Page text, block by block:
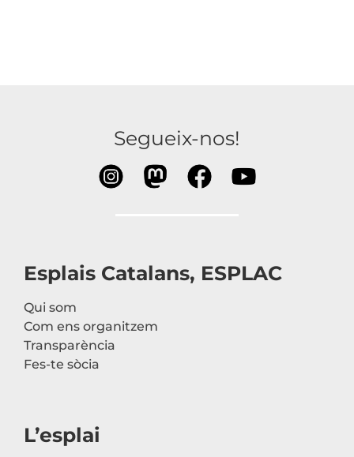
Segueix-nos!
Esplais Catalans, ESPLAC
Qui som
Com ens organitzem
Transparència
Fes-te sòcia
L’esplai